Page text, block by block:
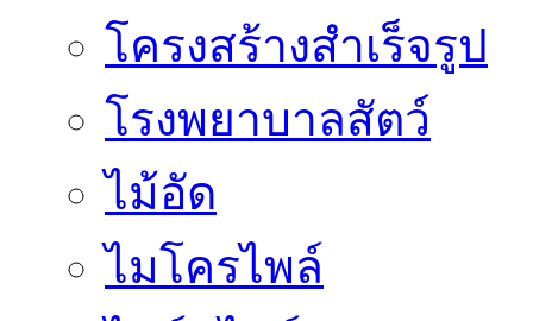
โครงสร้างสำเร็จรูป
โรงพยาบาลสัตว์
ไม้อัด
ไมโครไพล์